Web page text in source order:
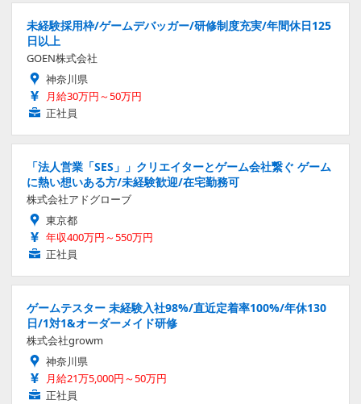
未経験採用枠/ゲームデバッガー/研修制度充実/年間休日125
日以上
GOEN株式会社
神奈川県
月給30万円～50万円
正社員
「法人営業「SES」」クリエイターとゲーム会社繋ぐ ゲーム
に熱い想いある方/未経験歓迎/在宅勤務可
株式会社アドグローブ
東京都
年収400万円～550万円
正社員
ゲームテスター 未経験入社98%/直近定着率100%/年休130
日/1対1&オーダーメイド研修
株式会社growm
神奈川県
月給21万5,000円～50万円
正社員